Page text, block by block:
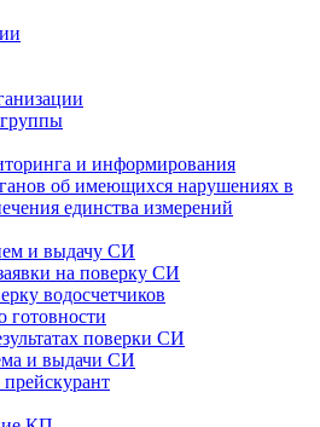
и информирования
об имеющихся нарушениях в
единства измерений
и выдачу СИ
на поверку СИ
водосчетчиков
поверки СИ
и выдачи СИ